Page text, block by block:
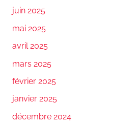
juin 2025
mai 2025
avril 2025
mars 2025
février 2025
janvier 2025
décembre 2024